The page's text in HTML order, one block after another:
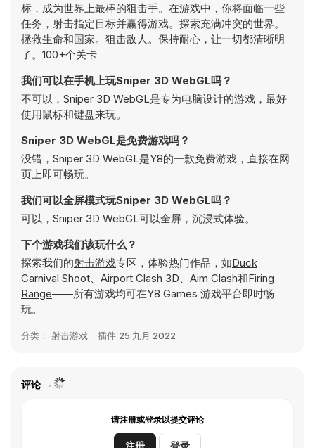
标，成为世界上最棒的狙击手。在游戏中，你将面临一些
任务，射击指定目标并赢得游戏。探索充满冲突的世界。
拯救生命和国家。狙击敌人。保持耐心，让一切都清晰明
了。100+个关卡
我们可以在手机上玩Sniper 3D WebGL吗？
不可以，Sniper 3D WebGL是专为电脑设计的游戏，最好
使用鼠标和键盘来玩。
Sniper 3D WebGL是免费游戏吗？
没错，Sniper 3D WebGL是Y8的一款免费游戏，直接在网
页上即可畅玩。
我们可以全屏模式玩Sniper 3D WebGL吗？
可以，Sniper 3D WebGL可以全屏，沉浸式体验。
下个游戏我们该玩什么？
探索我们的射击游戏专区，体验热门作品，如Duck
Carnival Shoot、 Airport Clash 3D、 Aim Clash和Firing
Range——所有游戏均可在Y8 Games 游戏平台即时畅
玩。
分类： 射击游戏 插件 25 九月 2022
评论
请注册或登录以提交评论
注册 登录